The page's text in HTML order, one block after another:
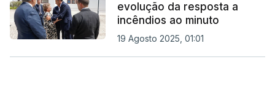
evolução da resposta a
incêndios ao minuto
19 Agosto 2025, 01:01